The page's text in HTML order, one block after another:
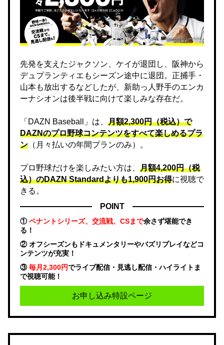
先発を支えたジャクソン、ケイが退団し、阪神から
デュプランティエもシーズン途中に退団。正捕手・
山本も放出するなどしたが、新助っ人野手のエンカ
ーナシオンは後半戦に向けて楽しみな存在だ。
「DAZN Baseball」は、 月額2,300円（税込）で
DAZNのプロ野球コンテンツをすべて楽しめるプラ
ン （月々払いの年間プランのみ）。
プロ野球だけを楽しみたい方は、 月額4,200円（税
込）のDAZN Standard​よりも1,900円お得に視聴で
きる。
POINT
①ペナントシリーズ、交流戦、CSまで余さず堪能でき
る！
② オフシーズンもドキュメンタリーやバズリプレイなどコ
ンテンツが充実！
③毎月2,300円でライブ配信・見逃し配信・ハイライトま
で視聴可能！
お申し込み特設ページ